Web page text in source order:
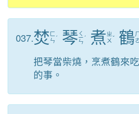
037.焚 ㄈ
ㄣ ˊ 琴 ㄑ
ㄧ
ㄣ
ˊ 煮ㄓ
ㄨ ˇ 鶴
把琴當柴燒，烹煮鶴來
的事。